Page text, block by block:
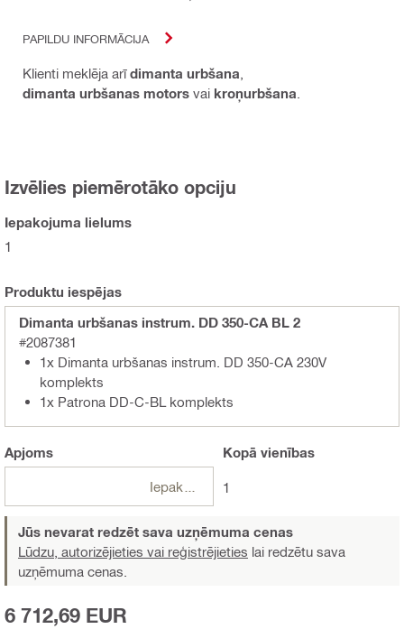
PAPILDU INFORMĀCIJA
Klienti meklēja arīdimanta urbšana
dimanta urbšanas motors vai kroņurbšana
Izvēlies piemērotāko opciju
Iepakojuma lielums
1
Produktu iespējas
Dimanta urbšanas instrum. DD 350-CA BL 2
#2087381
1x Dimanta urbšanas instrum. DD 350-CA 230V
komplekts
1x Patrona DD-C-BL komplekts
Apjoms Kopā vienības
1
Jūs nevarat redzēt sava uzņēmuma cenas
Lūdzu, autorizējieties vai reģistrējieties lai redzētu sava
uzņēmuma cenas.
6 712,69 EUR